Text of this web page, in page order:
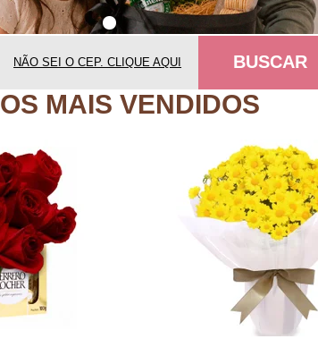
NÃO SEI O CEP. CLIQUE AQUI BUSCAR
OS MAIS VENDIDOS